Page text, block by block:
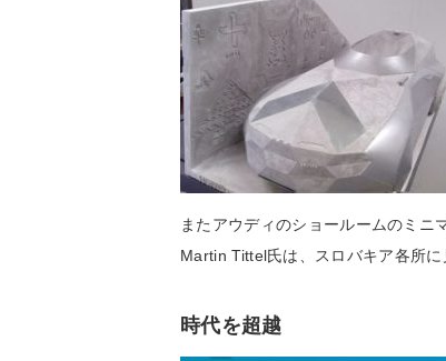
またアウディのショールームのミニ
Martin Tittel氏は、スロバキア各所に
時代を超越